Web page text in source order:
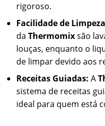
rigoroso.
Facilidade de
da Thermomixsão
louças, enquanto o
de limpar devido aos
Receitas Guiadas: A
sistema de receitas
ideal para quem está